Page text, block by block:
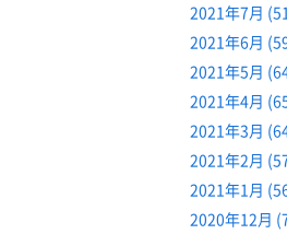
2021年7月
2021年6月
2021年5月
2021年4月
2021年3月
2021年2月
2021年1月
2020年12月